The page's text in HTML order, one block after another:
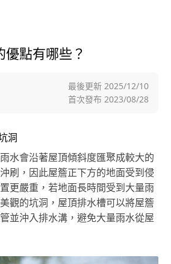
優點有哪些？
最後更新 2025/12/10
首次發布 2023/08/28
洞
水會沿著屋頂傾斜度匯聚成較大的
刷，因此屋簷正下方的地面受到侵
更嚴重，若地面長時間受到大量雨
觀的坑洞，屋頂排水槽可以將屋簷
並沖入排水溝，避免大量雨水從屋